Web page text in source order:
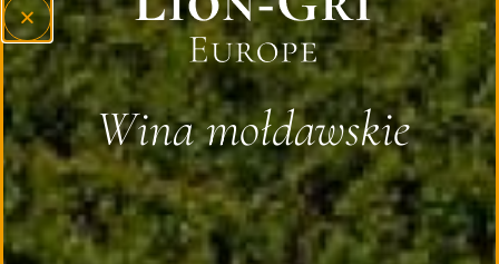
Podobne produkty
Wina mołdawskie